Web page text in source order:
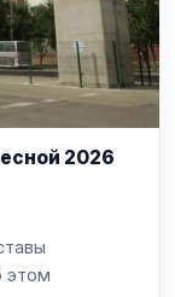
2026
этом